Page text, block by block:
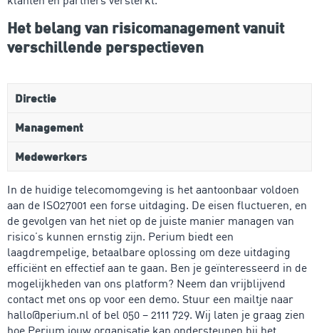
Het belang van risicomanagement vanuit
verschillende perspectieven
Directie
Management
Medewerkers
In de huidige telecomomgeving is het aantoonbaar voldoen
aan de ISO27001 een forse uitdaging. De eisen fluctueren, en
de gevolgen van het niet op de juiste manier managen van
risico’s kunnen ernstig zijn. Perium biedt een
laagdrempelige, betaalbare oplossing om deze uitdaging
efficiënt en effectief aan te gaan. Ben je geïnteresseerd in de
mogelijkheden van ons platform? Neem dan vrijblijvend
contact met ons op voor een demo. Stuur een mailtje naar
hallo@perium.nl of bel 050 – 2111 729. Wij laten je graag zien